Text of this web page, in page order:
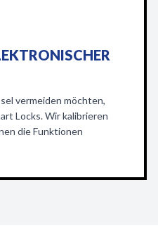
vermeiden möchten,
Locks. Wir kalibrieren
die Funktionen